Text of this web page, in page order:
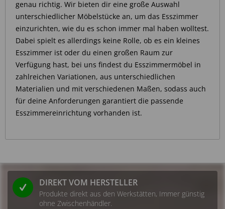
genau richtig. Wir bieten dir eine große Auswahl
unterschiedlicher Möbelstücke an, um das Esszimmer
einzurichten, wie du es schon immer mal haben wolltest.
Dabei spielt es allerdings keine Rolle, ob es ein kleines
Esszimmer ist oder du einen großen Raum zur
Verfügung hast, bei uns findest du Esszimmermöbel in
zahlreichen Variationen, aus unterschiedlichen
Materialien und mit verschiedenen Maßen, sodass auch
für deine Anforderungen garantiert die passende
Esszimmereinrichtung vorhanden ist.
DIREKT VOM HERSTELLER
Produkte direkt aus den Werkstätten, Immer günstig
ohne Zwischenhändler.